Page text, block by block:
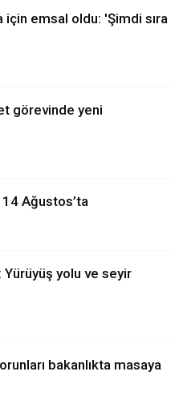
için emsal oldu: 'Şimdi sıra
görevinde yeni
14 Ağustos’ta
yolu ve seyir
bakanlıkta masaya